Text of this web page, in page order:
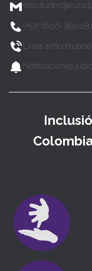
(+57) (606)
Línea
Notificaciones